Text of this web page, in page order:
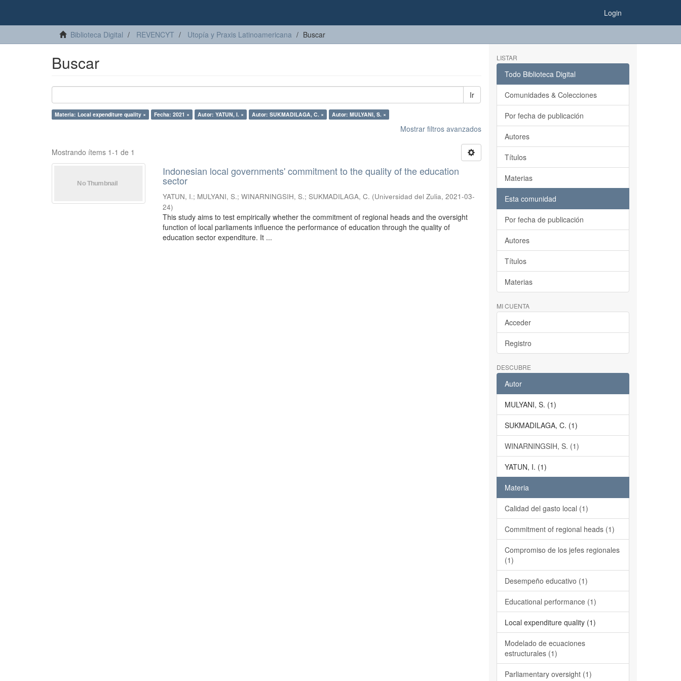
Login
Biblioteca Digital REVENCYT Utopía y Praxis Latinoamericana Buscar
Buscar
Ir
Materia: Local expenditure quality × Fecha: 2021 × Autor: YATUN, I. × Autor: SUKMADILAGA, C. × Autor: MULYANI, S. ×
Mostrar filtros avanzados
Mostrando ítems 1-1 de 1
Indonesian local governments' commitment to the quality of the education
sector
YATUN, I.; MULYANI, S.;WINARNINGSIH, S.;SUKMADILAGA, C. (Universidad del Zulia,2021-03-
24)
This study aims to test empirically whether the commitment of regional heads and the oversight
function of local parliaments influence the performance of education through the quality of
education sector expenditure. It ...
LISTAR
Todo Biblioteca Digital
Comunidades & Colecciones
Por fecha de publicación
Autores
Títulos
Materias
Esta comunidad
Por fecha de publicación
Autores
Títulos
Materias
MI CUENTA
Acceder
Registro
DESCUBRE
Autor
MULYANI, S. (1)
SUKMADILAGA, C. (1)
WINARNINGSIH, S. (1)
YATUN, I. (1)
Materia
Calidad del gasto local (1)
Commitment of regional heads (1)
Compromiso de los jefes regionales
(1)
Desempeño educativo (1)
Educational performance (1)
Local expenditure quality (1)
Modelado de ecuaciones
estructurales (1)
Parliamentary oversight (1)